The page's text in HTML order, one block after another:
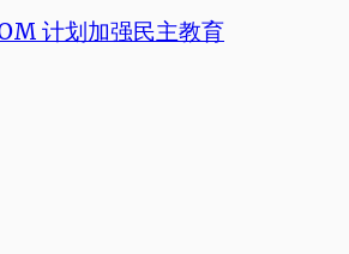
计划加强民主教育